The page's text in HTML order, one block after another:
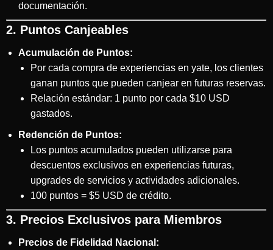
documentación.
2. Puntos Canjeables
Acumulación de Puntos:
Por cada compra de experiencias en yate, los clientes
ganan puntos que pueden canjear en futuras reservas.
Relación estándar: 1 punto por cada $10 USD
gastados.
Redención de Puntos:
Los puntos acumulados pueden utilizarse para
descuentos exclusivos en experiencias futuras,
upgrades de servicios y actividades adicionales.
100 puntos = $5 USD de crédito.
3. Precios Exclusivos para Miembros
Precios de Fidelidad Nacional: